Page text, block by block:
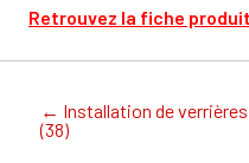
Retrouvez la fiche produit
← Installation de verrières
(38)